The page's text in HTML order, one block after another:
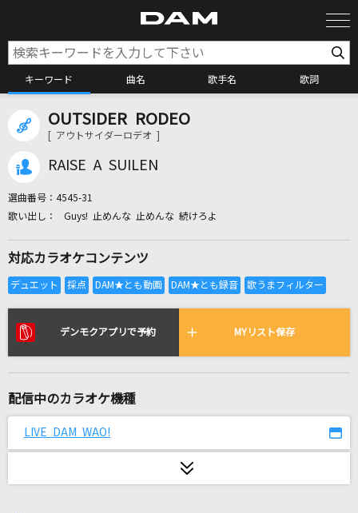
キーワード 曲名 歌手名 歌詞
カラオケ検索
全国りれき
リアルタイムで歌われている曲の一覧
ハナミズキ
2024・POPS 女
OUTSIDER RODEO
[ アウトサイダーロデオ ]
RAISE A SUILEN
選曲番号： 4545-31
Guys! 止めんな 止めんな 続けろよ
対応カラオケコンテンツ
デンモクアプリで予約 MYリスト保存
配信中のカラオケ機種
LIVE DAM WAO!